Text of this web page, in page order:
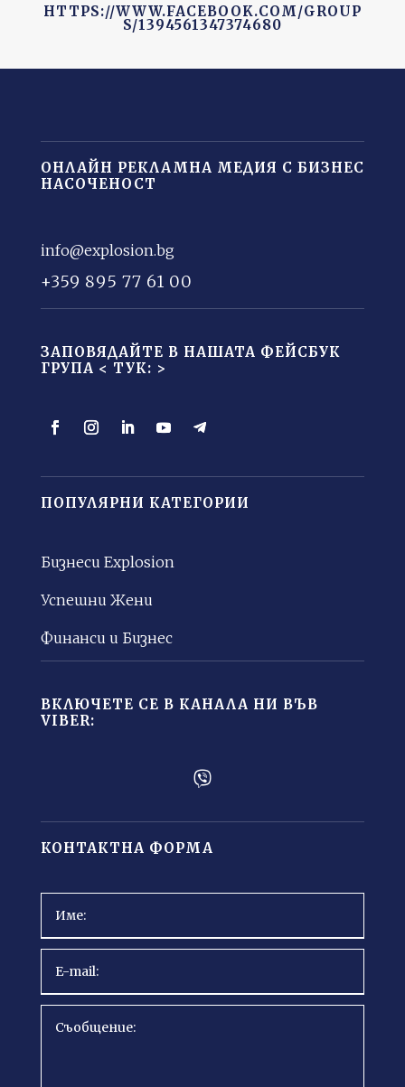
HTTPS://WWW.FACEBOOK.COM/GROUP
S/1394561347374680
ОНЛАЙН РЕКЛАМНА МЕДИЯ С БИЗНЕС
НАСОЧЕНОСТ
info@explosion.bg
+359 895 77 61 00
ЗАПОВЯДАЙТЕ В НАШАТА ФЕЙСБУК
ГРУПА < ТУК: >
ПОПУЛЯРНИ КАТЕГОРИИ
Бизнеси Explosion
Успешни Жени
Финанси и Бизнес
ВКЛЮЧЕТЕ СЕ В КАНАЛА НИ ВЪВ
VIBER:

КОНТАКТНА ФОРМА